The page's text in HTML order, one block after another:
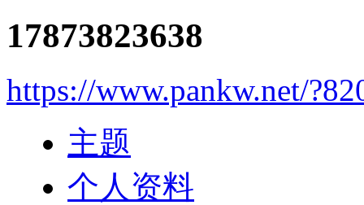
17873823638
https://www.pankw.net/
主题
个人资料